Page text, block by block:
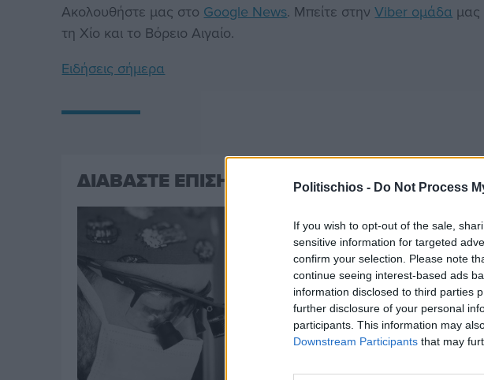
Politischios - Do Not Process
If you wish to opt-out of the sale,
sensitive information for targeted
confirm your selection. Please note
continue seeing interest-based ads
information disclosed to third parties
further disclosure of your personal
participants. This information may
Downstream Participants that may
Ακολουθήστε μας στο Google News. Μπείτε στηνViber ομάδα μας
τη Χίο και το Βόρειο Αιγαίο.
Ειδήσεις σήμερα
ΔΙΑΒΑΣΤΕ ΕΠΙΣΗΣ